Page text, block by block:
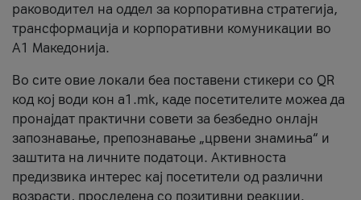
раководител на оддел за корпоративна стратегија,
трансформација и корпоративни комуникации во
А1 Македонија.
Во сите овие локали беа поставени стикери со QR
код кој води кон a1.mk, каде посетителите можеа да
пронајдат практични совети за безбедно онлајн
запознавање, препознавање „црвени знамиња“ и
заштита на личните податоци. Активноста
предизвика интерес кај посетители од различни
возрасти, проследена со позитивни реакции.